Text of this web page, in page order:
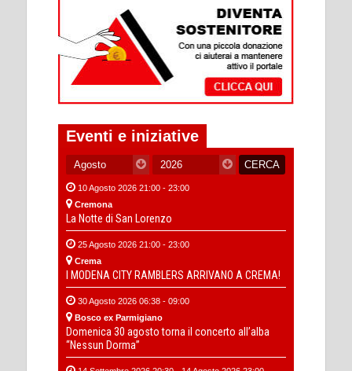
Eventi e iniziative
10 Agosto 2026 21:00 - 23:00
Cremona
La Notte di San Lorenzo
25 Agosto 2026 21:00 - 23:00
Crema
I MODENA CITY RAMBLERS ARRIVANO A CREMA!
30 Agosto 2026 06:38 - 09:00
Bosco ex Parmigiano
Domenica 30 agosto torna il concerto all’alba
“Nessun Dorma”